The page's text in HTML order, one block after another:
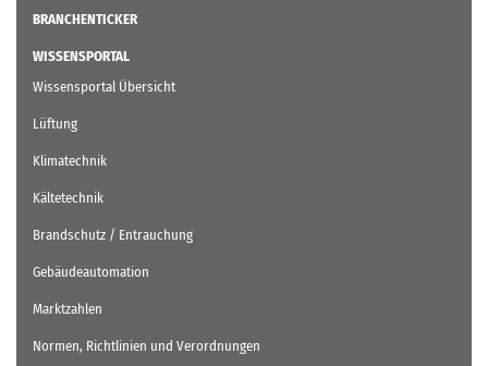
BRANCHENTICKER
WISSENSPORTAL
Wissensportal Übersicht
Lüftung
Klimatechnik
Kältetechnik
Brandschutz / Entrauchung
Gebäudeautomation
Marktzahlen
Normen, Richtlinien und Verordnungen